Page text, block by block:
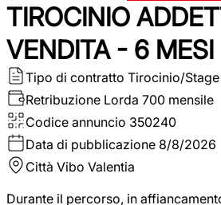
TIROCINIO
VENDITA - 6 MESI
Tipo di contratto Tirocinio/Stage
Retribuzione Lorda 700 mensile
Codice annuncio 350240
Data di pubblicazione 8/8/2026
Città Vibo Valentia
Durante il percorso, in